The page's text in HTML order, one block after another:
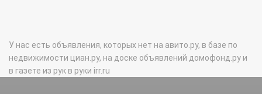
У нас есть объявления, которых нет на авито.ру, в базе по
недвижимости циан.ру, на доске объявлений домофонд.ру и
в газете из рук в руки irr.ru